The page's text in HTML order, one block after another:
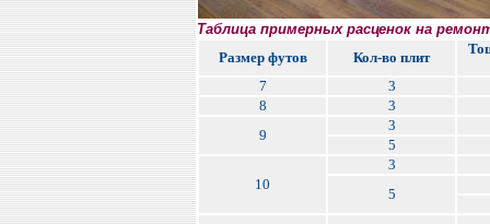
Таблица примерных расценок на
Размер футов
Кол-во плит
7
3
8
3
9
3
5
10
3
5